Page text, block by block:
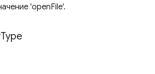
'openFile'.
Type